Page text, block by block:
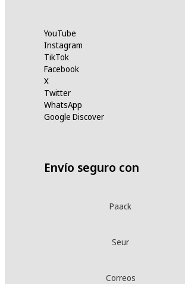
YouTube
Instagram
TikTok
Facebook
X
Twitter
WhatsApp
Google Discover
Envío seguro con
Paack
Seur
Correos